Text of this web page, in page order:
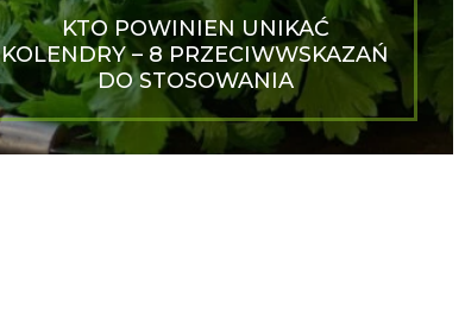
KTO POWINIEN UNIKAĆ
KOLENDRY – 8 PRZECIWWSKAZAŃ
DO STOSOWANIA